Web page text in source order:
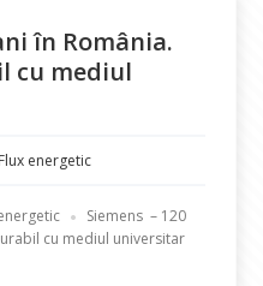
în România.
cu mediul
Flux energetic
Siemens – 120
cu mediul universitar